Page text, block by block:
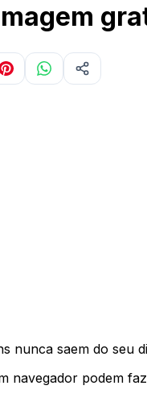
nunca saem do seu
navegador podem